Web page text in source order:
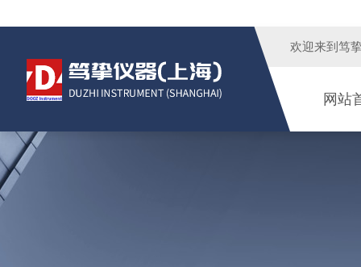
欢迎来到 笃
网站